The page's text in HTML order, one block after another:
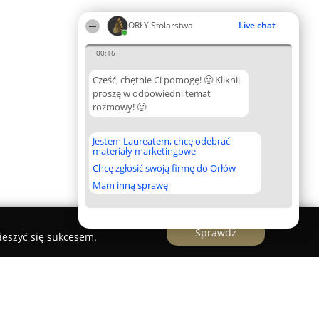
ORŁY Stolarstwa Live chat
00:16
Cześć, chętnie Ci pomogę! 🙂 Kliknij
proszę w odpowiedni temat
rozmowy! 🙂
Jestem Laureatem, chcę odebrać
materiały marketingowe
Chcę zgłosić swoją firmę do Orłów
Mam inną sprawę
się sukcesem. Sprawdź